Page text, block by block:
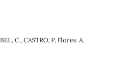
C., CASTRO, P, Flores. A.